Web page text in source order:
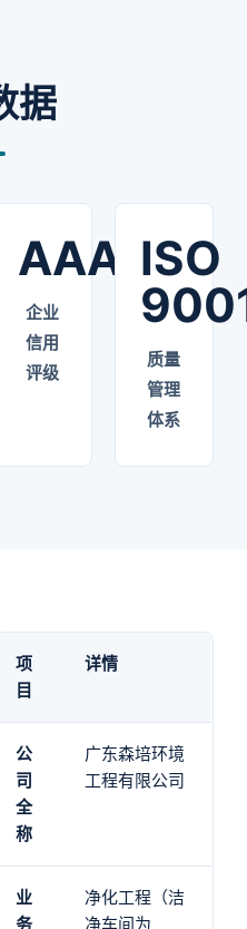
据
AAA
企业
信用
评级
ISO
质量
管理
体系
项
目
详情
公
司
全
称
广东森培环境
工程有限公司
业
务
净化工程（洁
净车间为